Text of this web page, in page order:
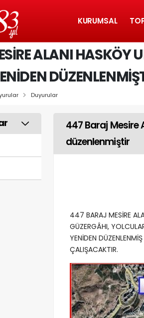
KURUMSAL
ALANI HASKÖY
Duyurular
447 Baraj Mesire
düzenlenmiştir
447 BARAJ MESİRE
GÜZERGÂHI,
YENİDEN
ÇALIŞACAKTIR.